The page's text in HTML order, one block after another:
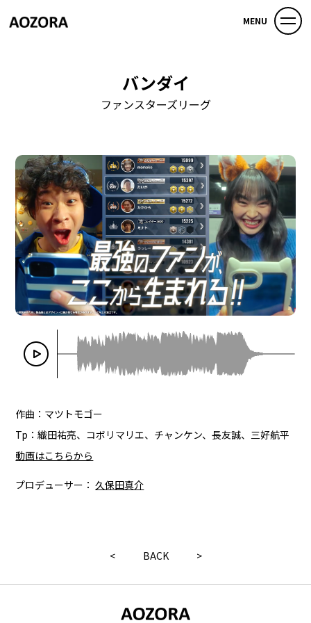
MENU
バンダイ
ファンスターズリーグ
作曲：マツトモゴー
Tp：織田祐亮、コボリマリエ、チャンケン、長友誠、三好航平
動画はこちらから
プロデューサー：久保田真介
< BACK >